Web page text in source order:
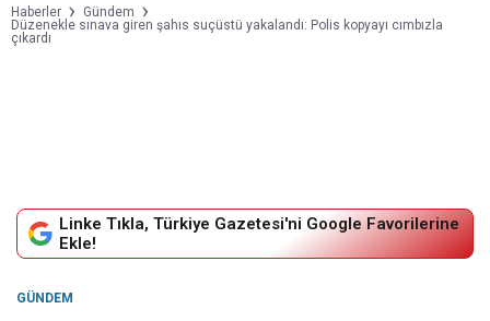
Haberler
Gündem
Düzenekle sınava giren şahıs suçüstü yakalandı: Polis kopyayı cımbızla
çıkardı
Linke Tıkla, Türkiye Gazetesi'ni Google Favorilerine
Ekle!
GÜNDEM